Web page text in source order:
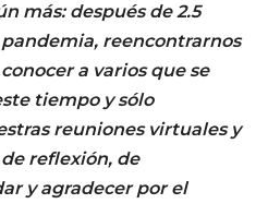
más: después de 2.5
reencontrarnos
a varios que se
tiempo y sólo
reuniones virtuales y
reflexión, de
y agradecer por el